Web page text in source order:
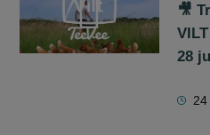
screenreader.play video 🎥
🎥
28